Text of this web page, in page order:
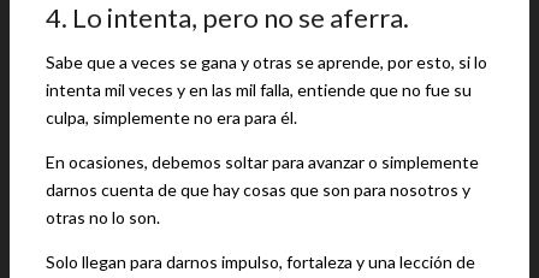
4. Lo intenta, pero no se aferra.
Sabe que a veces se gana y otras se aprende, por esto, si lo
intenta mil veces y en las mil falla, entiende que no fue su
culpa, simplemente no era para él.
En ocasiones, debemos soltar para avanzar o simplemente
darnos cuenta de que hay cosas que son para nosotros y
otras no lo son.
Solo llegan para darnos impulso, fortaleza y una lección de